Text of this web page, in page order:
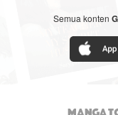
Semua konten